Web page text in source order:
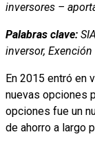
inversores –
Palabras clave:
inversor,
En 2015 entró en
nuevas opciones
opciones fue un
de ahorro a largo